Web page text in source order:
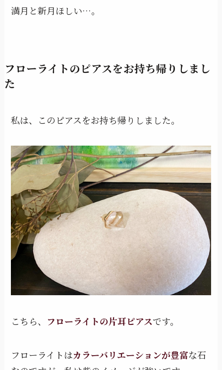
満月と新月ほしい…。
フローライトのピアスをお持ち帰りしまし
た
私は、このピアスをお持ち帰りしました。
こちら、 フローライトの片耳ピアスです。
フローライトはカラーバリエーションが豊富な石